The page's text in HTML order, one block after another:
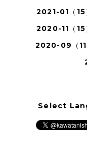
2021-01（15
2020-11（15
2020-09（11
Select